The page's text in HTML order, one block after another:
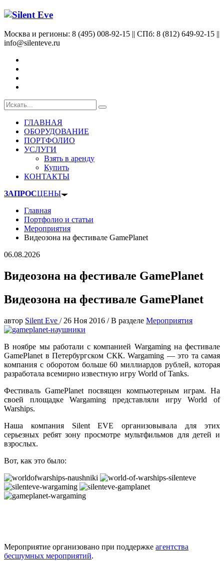
Москва и регионы: 8 (495) 008-92-15 || СПб: 8 (812) 649-92-15 ||
info@silenteve.ru
ГЛАВНАЯ
ОБОРУДОВАНИЕ
ПОРТФОЛИО
УСЛУГИ
Взять в аренду
Купить
КОНТАКТЫ
ЗАПРОСЦЕНЫ
Главная
Портфолио и статьи
Мероприятия
Видеозона на фестивале GamePlanet
06.08.2026
Видеозона на фестивале GamePlanet
Видеозона на фестивале GamePlanet
автор Silent Eve / 26 Ноя 2016 /В разделе Мероприятия
В ноябре мы работали с компанией Wargaming на фестивале
GamePlanet в Петербургском СКК. Wargaming — это та самая
компания с оборотом больше 60 миллиардов рублей, которая
разработала всемирно известную игру World of Tanks.
Фестиваль GamePlanet посвящен компьютерным играм. На
своей площадке Wargaming представляли игру World of
Warships.
Наша компания Silent EVE организовывала для этих
серьезных ребят зону просмотре мультфильмов для детей и
взрослых.
Вот, как это было:
Мероприятие организовано при поддержке агентства
бесшумных мероприятий.